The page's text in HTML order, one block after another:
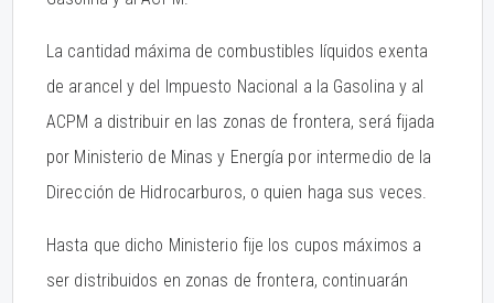
La cantidad máxima de combustibles líquidos exenta
de arancel y del Impuesto Nacional a la Gasolina y al
ACPM a distribuir en las zonas de frontera, será fijada
por Ministerio de Minas y Energía por intermedio de la
Dirección de Hidrocarburos, o quien haga sus veces.
Hasta que dicho Ministerio fije los cupos máximos a
ser distribuidos en zonas de frontera, continuarán